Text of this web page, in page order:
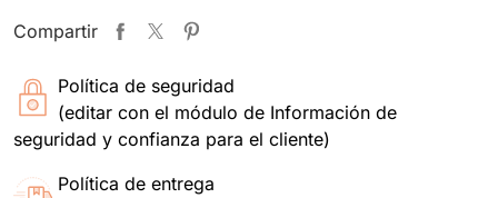
Compartir
Política de seguridad
(editar con el módulo de Información de
seguridad y confianza para el cliente)
Política de entrega